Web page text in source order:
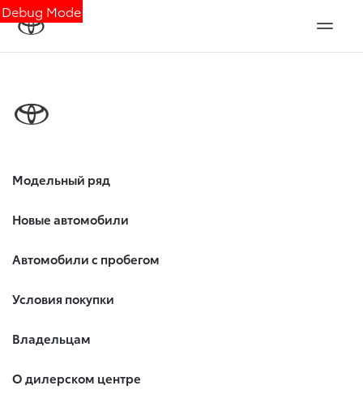
Debug Mode
Модельный ряд
Новые автомобили
Автомобили с пробегом
Условия покупки
Владельцам
О дилерском центре